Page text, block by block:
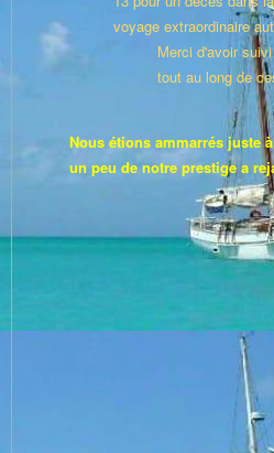
voyage extraordinaire
Merci d'avoir
tout au long de
Nous étions ammarrés juste
un peu de notre prestige a